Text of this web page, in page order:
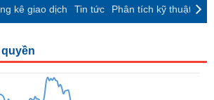
kê giao dịch Tin tức Phân tích kỹ thuật